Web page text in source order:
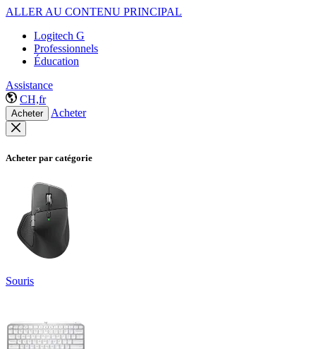
ALLER AU CONTENU PRINCIPAL
Logitech G
Professionnels
Éducation
Assistance
CH,fr
Acheter Acheter
Acheter par catégorie
Souris